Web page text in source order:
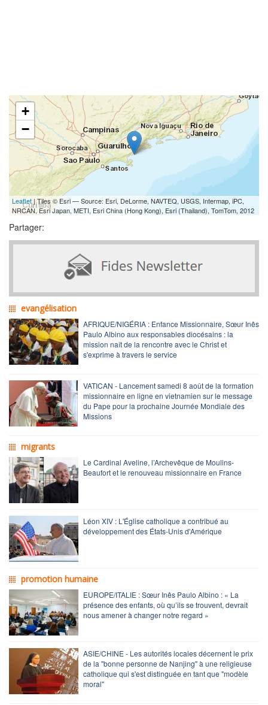
+
−
Leaflet | Tiles © Esri — Source: Esri, DeLorme, NAVTEQ, USGS, Intermap, iPC,
NRCAN, Esri Japan, METI, Esri China (Hong Kong), Esri (Thailand), TomTom, 2012
Partager:
evangélisation
AFRIQUE/NIGÉRIA : Enfance Missionnaire, Sœur Inês
Paulo Albino aux responsables diocésains : la
mission naît de la rencontre avec le Christ et
s'exprime à travers le service
VATICAN - Lancement samedi 8 août de la formation
missionnaire en ligne en vietnamien sur le message
du Pape pour la prochaine Journée Mondiale des
Missions
migrants
Le Cardinal Aveline, l’Archevêque de Moulins-
Beaufort et le renouveau missionnaire en France
Léon XIV : L'Église catholique a contribué au
développement des États-Unis d'Amérique
promotion humaine
EUROPE/ITALIE : Sœur Inês Paulo Albino : « La
présence des enfants, où qu’ils se trouvent, devrait
nous amener à changer notre regard »
ASIE/CHINE - Les autorités locales décernent le prix
de la "bonne personne de Nanjing" à une religieuse
catholique qui s'est distinguée en tant que "modèle
moral"